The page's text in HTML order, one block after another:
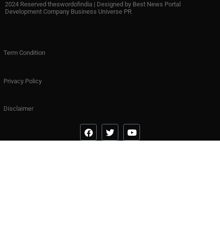
2024 Reserved theswordofindia | Designed by Best News Portal
Development Company Business Universe PR
Term Condition
Privacy Policy
Disclaimer